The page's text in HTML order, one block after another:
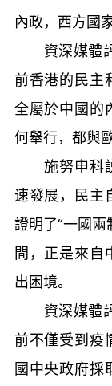
內政，西方國
資深媒體評
前香港的民主
全屬於中國的
何舉行，都與
施努申科説
速發展，民主
證明了“一國
間，正是來自
出困境。
資深媒體評
前不僅受到疫
國中央政府採